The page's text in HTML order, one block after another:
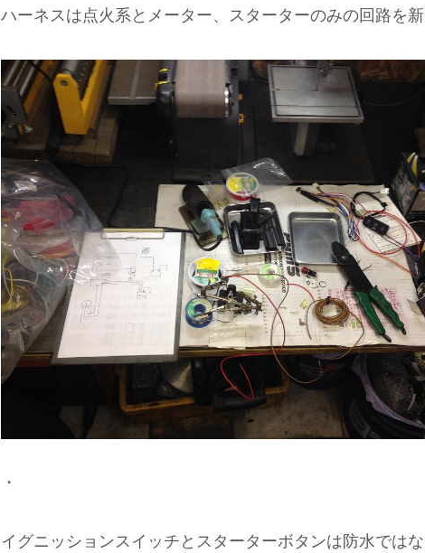
ハーネスは点火系とメーター、スターターのみの回路を
・
イグニッションスイッチとスターターボタンは防水では